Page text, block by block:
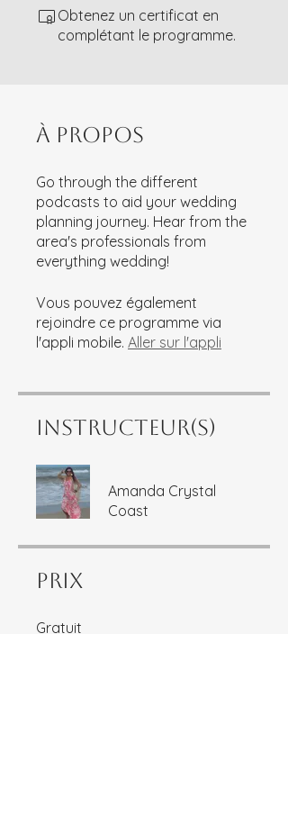
Obtenez un certificat en
complétant le programme.
À propos
Go through the different
podcasts to aid your wedding
planning journey. Hear from the
area's professionals from
everything wedding!
Vous pouvez également
rejoindre ce programme via
l'appli mobile. Aller sur l'appli
Instructeur(s)
Amanda Crystal
Coast
Prix
Gratuit